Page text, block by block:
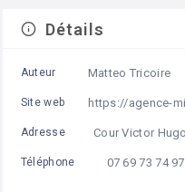
Détails
Auteur Matteo Tricoire
Site web https://agence-
Adresse Cour Victor
Téléphone 07 69 73 74 97